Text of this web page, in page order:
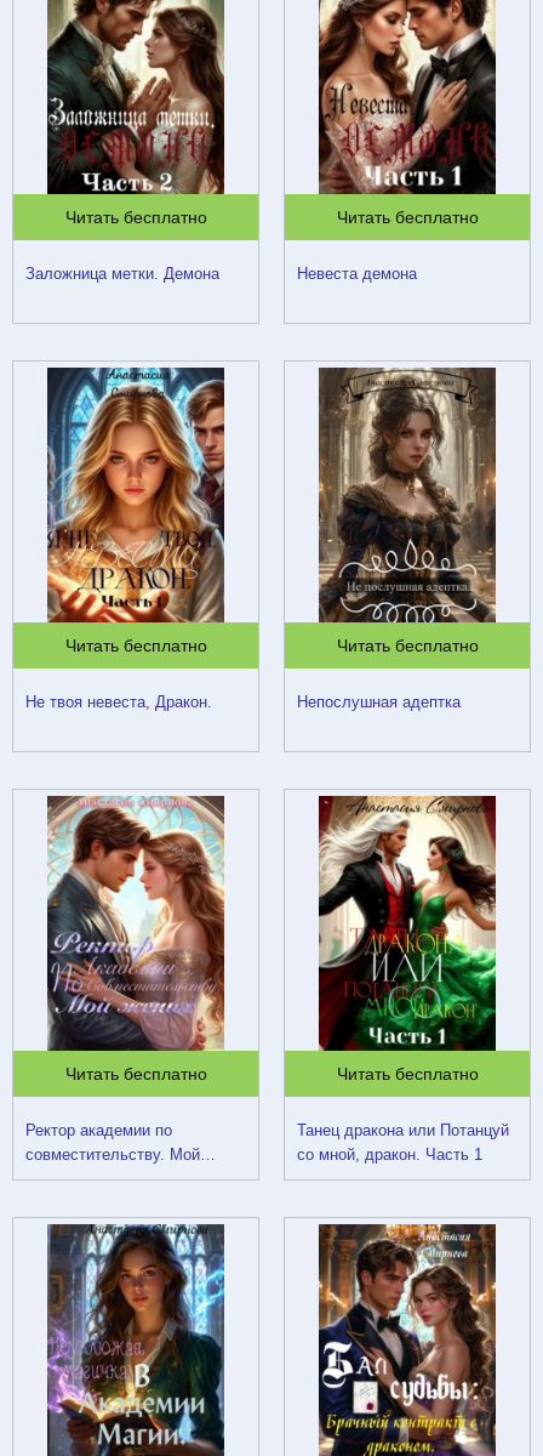
Читать бесплатно
Заложница метки. Демона
Читать бесплатно
Невеста демона
Читать бесплатно
Не твоя невеста, Дракон.
Читать бесплатно
Непослушная адептка
Читать бесплатно
Ректор академии по
совместительству. Мой
жених
Читать бесплатно
Танец дракона или Потанцуй
со мной, дракон. Часть 1